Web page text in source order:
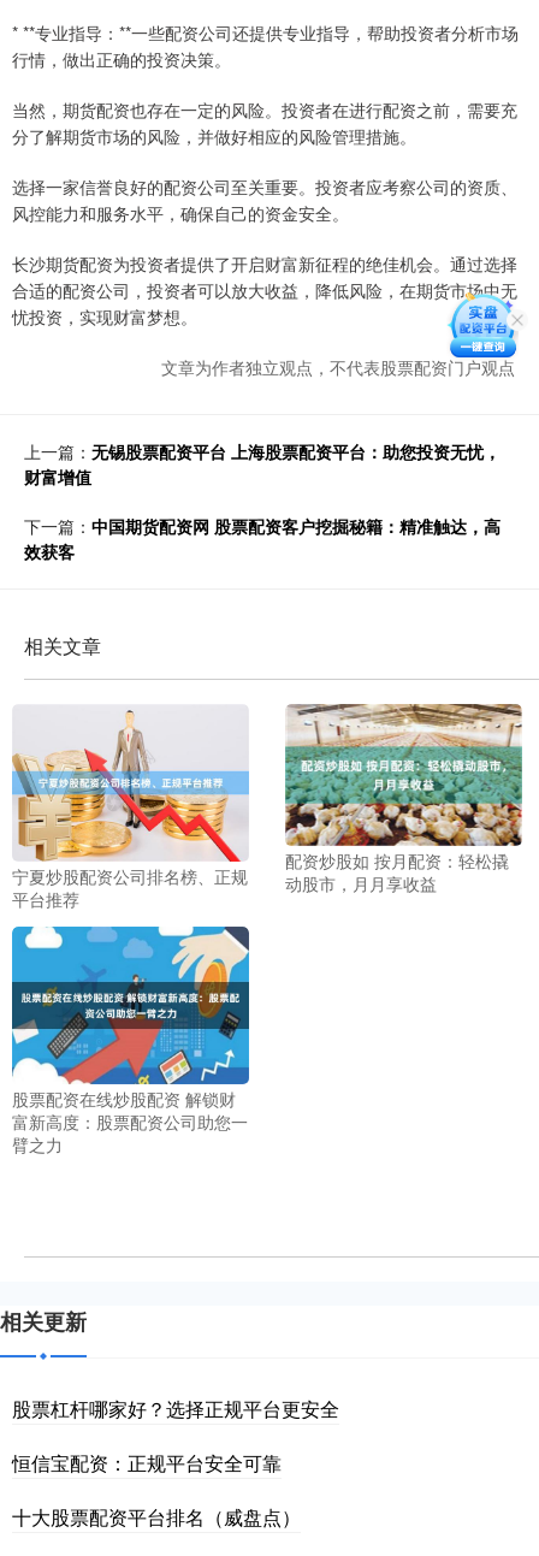
* **专业指导：**一些配资公司还提供专业指导，帮助投资者分析市场
行情，做出正确的投资决策。
当然，期货配资也存在一定的风险。投资者在进行配资之前，需要充
分了解期货市场的风险，并做好相应的风险管理措施。
选择一家信誉良好的配资公司至关重要。投资者应考察公司的资质、
风控能力和服务水平，确保自己的资金安全。
长沙期货配资为投资者提供了开启财富新征程的绝佳机会。通过选择
合适的配资公司，投资者可以放大收益，降低风险，在期货市场中无
忧投资，实现财富梦想。
文章为作者独立观点，不代表股票配资门户观点
上一篇： 无锡股票配资平台 上海股票配资平台：助您投资无忧，
财富增值
下一篇： 中国期货配资网 股票配资客户挖掘秘籍：精准触达，高
效获客
相关文章
宁夏炒股配资公司排名榜、正规
平台推荐
配资炒股如 按月配资：轻松撬
动股市，月月享收益
股票配资在线炒股配资 解锁财
富新高度：股票配资公司助您一
臂之力
相关更新
股票杠杆哪家好？选择正规平台更安全
恒信宝配资：正规平台安全可靠
十大股票配资平台排名（威盘点）